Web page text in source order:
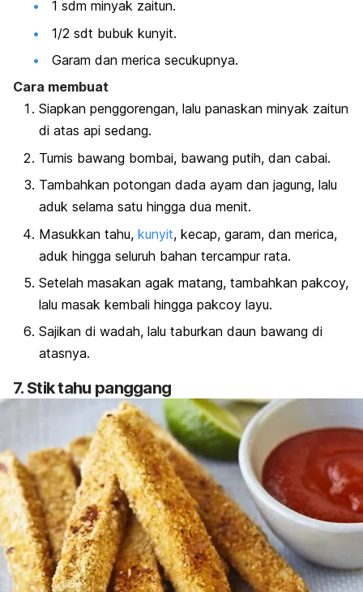
1 sdm minyak zaitun.
1/2 sdt bubuk kunyit.
Garam dan merica secukupnya.
Cara membuat
Siapkan penggorengan, lalu panaskan minyak zaitun
di atas api sedang.
Tumis bawang bombai, bawang putih, dan cabai.
Tambahkan potongan dada ayam dan jagung, lalu
aduk selama satu hingga dua menit.
Masukkan tahu, kunyit, kecap, garam, dan merica,
aduk hingga seluruh bahan tercampur rata.
Setelah masakan agak matang, tambahkan pakcoy,
lalu masak kembali hingga pakcoy layu.
Sajikan di wadah, lalu taburkan daun bawang di
atasnya.
7. Stik tahu panggang